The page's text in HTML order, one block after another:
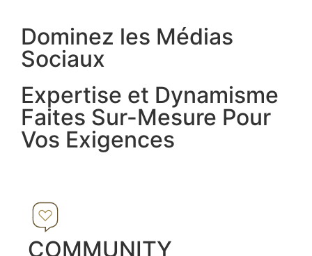
Dominez les Médias
Sociaux
Expertise et Dynamisme
Faites Sur-Mesure Pour
Vos Exigences
COMMUNITY